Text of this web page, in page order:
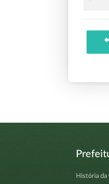
História da